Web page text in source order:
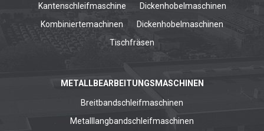
Kantenschleifmaschine
Dickenhobelmaschinen
Kombiniertemachinen
Dickenhobelmaschinen
Tischfräsen
METALLBEARBEITUNGSMASCHINEN
Breitbandschleifmaschinen
Metalllangbandschleifmaschinen